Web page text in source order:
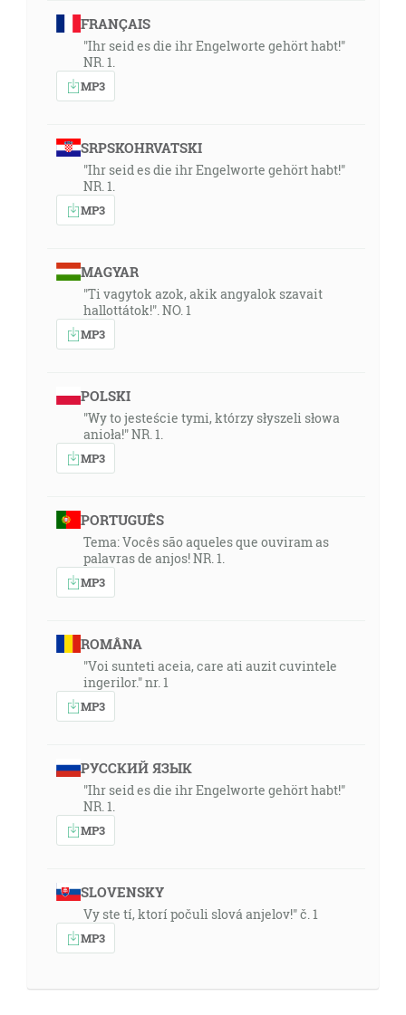
FRANÇAIS
"Ihr seid es die ihr Engelworte gehört habt!"
NR. 1.
MP3
SRPSKOHRVATSKI
"Ihr seid es die ihr Engelworte gehört habt!"
NR. 1.
MP3
MAGYAR
"Ti vagytok azok, akik angyalok szavait
hallottátok!". NO. 1
MP3
POLSKI
"Wy to jesteście tymi, którzy słyszeli słowa
anioła!" NR. 1.
MP3
PORTUGUÊS
Tema: Vocês são aqueles que ouviram as
palavras de anjos! NR. 1.
MP3
ROMÂNA
"Voi sunteti aceia, care ati auzit cuvintele
ingerilor." nr. 1
MP3
РУССКИЙ ЯЗЫК
"Ihr seid es die ihr Engelworte gehört habt!"
NR. 1.
MP3
SLOVENSKY
Vy ste tí, ktorí počuli slová anjelov!" č. 1
MP3